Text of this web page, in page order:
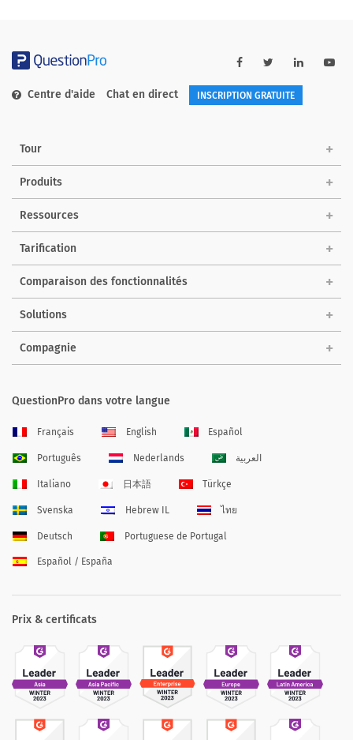
Centre d'aide Chat en direct INSCRIPTION GRATUITE
Tour
Produits
Ressources
Tarification
Comparaison des fonctionnalités
Solutions
Compagnie
QuestionPro dans votre langue
Français English Español
Português Nederlands العربية
Italiano 日本語 Türkçe
Svenska Hebrew IL ไทย
Deutsch Portuguese de Portugal
Español / España
Prix & certificats